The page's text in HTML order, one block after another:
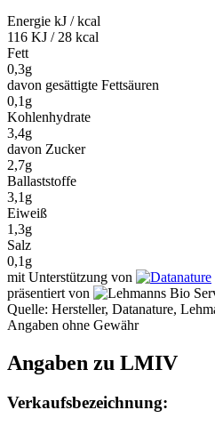
Energie kJ / kcal
116 KJ / 28 kcal
Fett
0,3g
davon gesättigte Fettsäuren
0,1g
Kohlenhydrate
3,4g
davon Zucker
2,7g
Ballaststoffe
3,1g
Eiweiß
1,3g
Salz
0,1g
mit Unterstützung von
präsentiert von
Quelle: Hersteller, Datanature,
Angaben ohne Gewähr
Angaben zu LMIV
Verkaufsbezeichnung: